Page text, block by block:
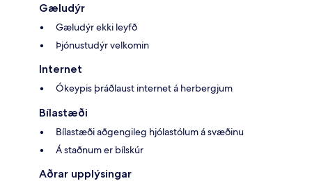
Gæludýr
Gæludýr ekki leyfð
Þjónustudýr velkomin
Internet
Ókeypis þráðlaust internet á herbergjum
Bílastæði
Bílastæði aðgengileg hjólastólum á svæðinu
Á staðnum er bílskúr
Aðrar upplýsingar